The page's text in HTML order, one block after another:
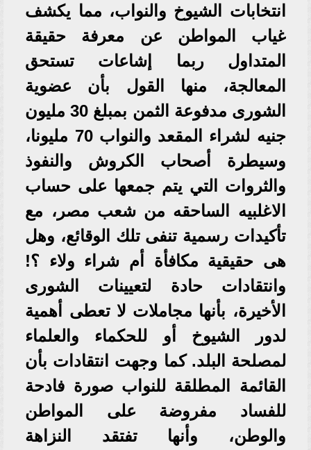
انتخابات الشيوخ والنواب، مما يكشف
غياب المواطن عن معرفة حقيقة
المتداول ربما إشاعات تستحق
المعالجة، منها القول بأن عضوية
الشورى مدفوعة الثمن بمبلغ 30 مليون
جنيه لشراء المقعد والنواب 70 مليونا،
وسيطرة أصحاب الكروش والنفوذ
والثروات التي يتم جمعها على حساب
الاغلبيه الساحقه من شعب مصر، مع
تأكيدات رسمية تنفى تلك الوقائع، وهل
هى حقيقية مكافأة أم شراء ولاء ؟!
وانتقادات حادة لتعيينات الشورى
الأخيرة، بأنها مجاملات لا تعطى أهمية
لدور الشيوخ أو للحكماء والعلماء
لمصلحة البلد. كما وجهت انتقادات بأن
القائمة المطلقة للنواب صورة فادحة
للفساد مفروضة على المواطن
والوطن، وأنها تفتقد النزاهة